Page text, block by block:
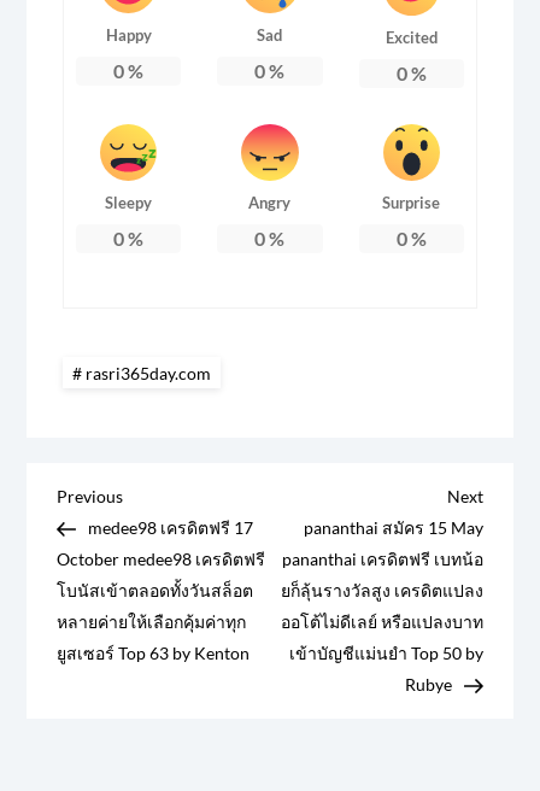
Happy
0%
Sad
0%
Excited
0%
Sleepy
0%
Angry
0%
Surprise
0%
rasri365day.com
แ
น
ะ
แ
Previous
Post
Previous
medee98 เครดิตฟรี 17
October medee98 เครดิตฟรี
โบนัสเข้าตลอดทั้งวันสล็อต
หลายค่ายให้เลือกคุ้มค่าทุก
ยูสเซอร์ Top 63 by Kenton
Next
Post
Next
pananthai สมัคร 15 May
pananthai เครดิตฟรี เบทน้อ
ยก็ลุ้นรางวัลสูง เครดิตแปลง
ออโต้ไม่ดีเลย์ หรือแปลงบาท
เข้าบัญชีแม่นยำ Top 50 by
Rubye